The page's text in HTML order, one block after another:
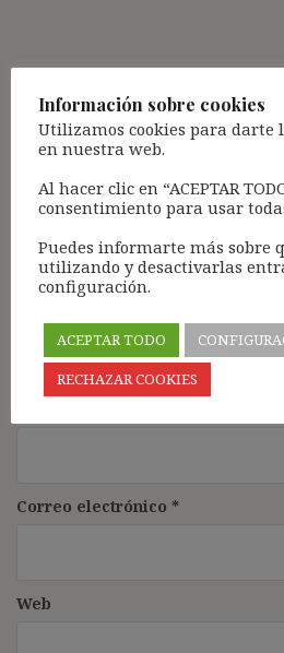
Deja una respuesta
Tu dirección de correo electrónico
campos obligatorios están
Correo electrónico *
Web
Información sobre cookies
Utilizamos cookies para darte
en nuestra web.
Al hacer clic en “ACEPTAR
consentimiento para usar
Puedes informarte más sobre
utilizando y desactivarlas
configuración.
ACEPTAR TODO
RECHAZAR COOKIES